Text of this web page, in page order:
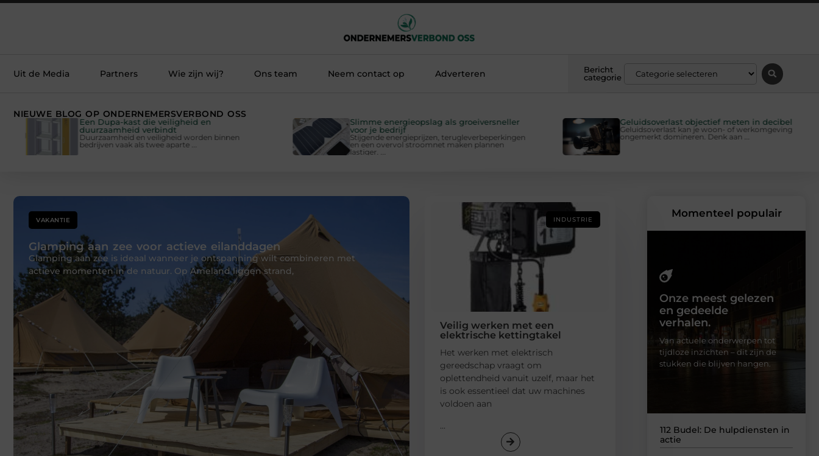
Uit de Media Partners Wie zijn wij? Ons team Neem contact op Adverteren
Bericht
categorie
NIEUWE BLOG OP ONDERNEMERSVERBOND OSS
Een Dupa-kast die veiligheid en
duurzaamheid verbindt
Duurzaamheid en veiligheid worden binnen
bedrijven vaak als twee aparte ...
Slimme energieopslag als groeiversneller
voor je bedrijf
Stijgende energieprijzen, terugleverbeperkingen
en een overvol stroomnet maken plannen
lastiger. ...
Geluidsoverlast objectief meten in decibel
Geluidsoverlast kan je woon- of werkomgeving
ongemerkt domineren. Denk aan ...
Momenteel populair
Onze meest gelezen
en gedeelde
verhalen.
Van actuele onderwerpen tot
tijdloze inzichten – dit zijn de
stukken die blijven hangen.
112 Budel: De hulpdiensten in
actie
VAKANTIE
Glamping aan zee voor actieve eilanddagen
Glamping aan zee is ideaal wanneer je ontspanning wilt combineren met
actieve momenten in de natuur. Op Ameland liggen strand,
INDUSTRIE
Veilig werken met een
elektrische kettingtakel
Het werken met elektrisch
gereedschap vraagt om
oplettendheid vanuit uzelf, maar het
is ook essentieel dat uw machines
voldoen aan
...